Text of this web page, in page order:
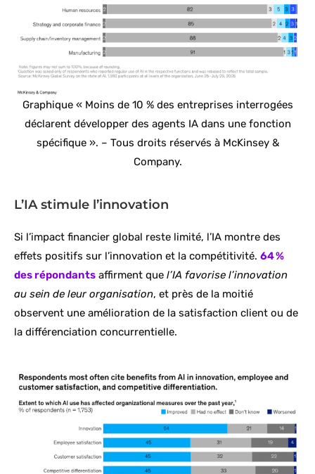
Graphique « Moins de 10 % des entreprises interrogées
déclarent développer des agents IA dans une fonction
spécifique ». – Tous droits réservés à McKinsey &
Company.
L’IA stimule l’innovation
Si l’impact financier global reste limité, l’IA montre des
effets positifs sur l’innovation et la compétitivité. 64 %
des répondants affirment que l’IA favorise l’innovation
au sein de leur organisation, et près de la moitié
observent une amélioration de la satisfaction client ou de
la différenciation concurrentielle.